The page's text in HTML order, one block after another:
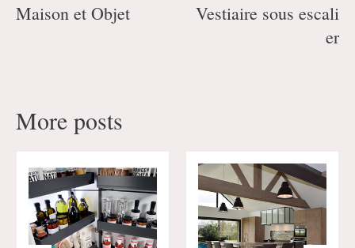
Maison et Objet
Vestiaire sous escali
er
More posts